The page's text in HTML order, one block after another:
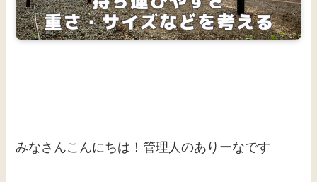
みなさんこんにちは！管理人のありーなです